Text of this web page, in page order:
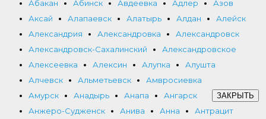
Абакан Абинск Авдеевка Адлер
Азов
Аксай
Алапаевск Алатырь Алдан
Алейск
Александрия
Александровка
Александровск
Александровск-Сахалинский
Александровское
Алексеевка
Алексин Алупка
Алушта
Алчевск
Альметьевск
Амвросиевка
Амурск
Анадырь Анапа
Ангарск
Анжеро-Судженск
Анива Анна
Антрацит
ЗАКРЫТЬ